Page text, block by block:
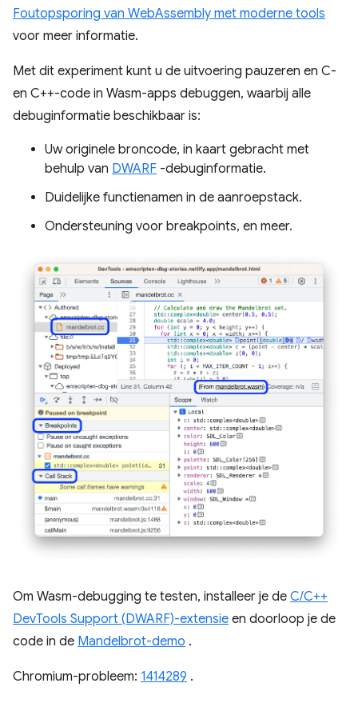
Foutopsporing van WebAssembly met moderne tools
voor meer informatie.
Met dit experiment kunt u de uitvoering pauzeren en C-
en C++-code in Wasm-apps debuggen, waarbij alle
debuginformatie beschikbaar is:
Uw originele broncode, in kaart gebracht met
behulp van DWARF -debuginformatie.
Duidelijke functienamen in de aanroepstack.
Ondersteuning voor breakpoints, en meer.
Om Wasm-debugging te testen, installeer je de C/C++
DevTools Support (DWARF)-extensie en doorloop je de
code in de Mandelbrot-demo .
Chromium-probleem: 1414289 .